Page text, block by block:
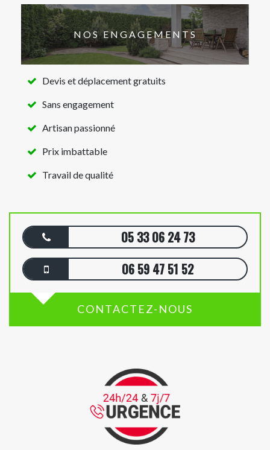
NOS ENGAGEMENTS
Devis et déplacement gratuits
Sans engagement
Artisan passionné
Prix imbattable
Travail de qualité
05 33 06 24 73
06 59 47 51 52
CONTACTEZ-NOUS